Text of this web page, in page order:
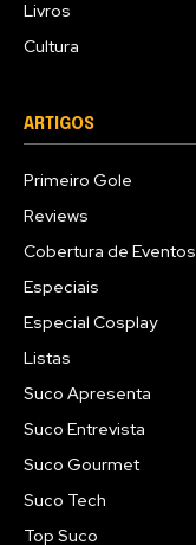
Livros
Cultura
ARTIGOS
Primeiro Gole
Reviews
Cobertura de Eventos
Especiais
Especial Cosplay
Listas
Suco Apresenta
Suco Entrevista
Suco Gourmet
Suco Tech
Top Suco